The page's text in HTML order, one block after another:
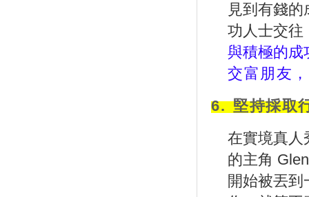
見到有錢
功人士交往
與積極的成
交富朋友
6. 堅持採取
在實境真人
的主角
開始被丟